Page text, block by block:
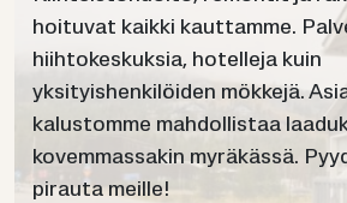
hoituvat kaikki kauttamme.
hiihtokeskuksia, hotelleja kuin
yksityishenkilöiden mökkejä.
kalustomme mahdollistaa
kovemmassakin myräkässä.
pirauta meille!